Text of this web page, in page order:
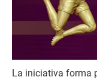
La iniciativa forma